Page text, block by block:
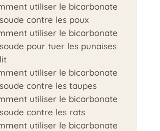
utiliser le bicarbonate
contre les poux
utiliser le bicarbonate
pour tuer les punaises
utiliser le bicarbonate
contre les taupes
utiliser le bicarbonate
contre les rats
utiliser le bicarbonate